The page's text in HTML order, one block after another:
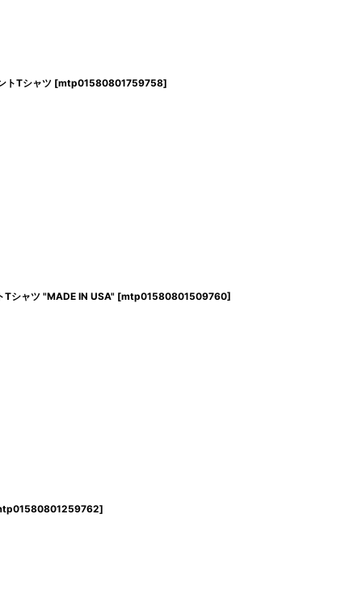
トTシャツ [mtp01580801759758]
シャツ "MADE IN USA" [mtp01580801509760]
]